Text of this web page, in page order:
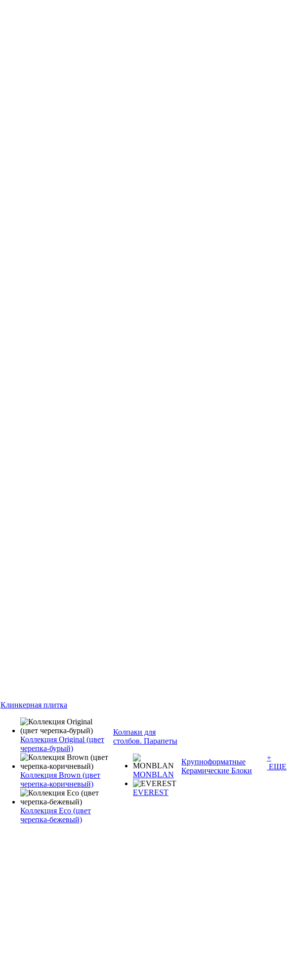
Клинкерная плитка
Коллекция Original (цвет
черепка-бурый)
Коллекция Brown (цвет
черепка-коричневый)
Коллекция Eco (цвет
черепка-бежевый)
Колпаки для
столбов. Парапеты
MONBLAN
EVEREST
Крупноформатные
Керамические Блоки
+
ЕЩЕ